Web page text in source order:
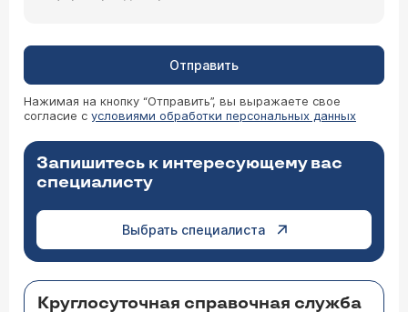
Отправить
Нажимая на кнопку “Отправить”, вы выражаете свое
согласие с условиями обработки персональных данных
Запишитесь к интересующему вас
специалисту
Выбрать специалиста
Круглосуточная справочная служба